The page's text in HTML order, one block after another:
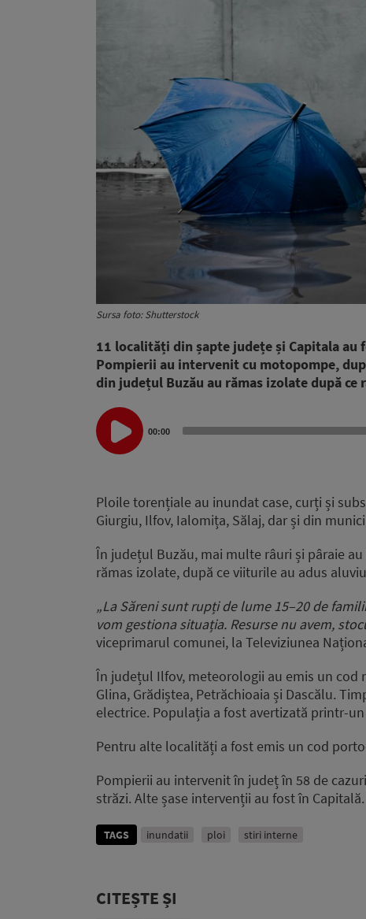
Sursa foto: Shutterstock
11 localități din șapte județe și Capitala
Pompierii au intervenit cu motopompe,
din județul Buzău au rămas izolate după
Audio
Player
00:00
Ploile torențiale au inundat case, curți și
Giurgiu, Ilfov, Ialomița, Sălaj, dar și din
În județul Buzău, mai multe râuri și pâraie
rămas izolate, după ce viiturile au adus
„La Săreni sunt rupți de lume 15–20 de
vom gestiona situația. Resurse nu avem,
viceprimarul comunei, la Televiziunea
În județul Ilfov, meteorologii au emis un cod
Glina, Grădiștea, Petrăchioaia și Dascălu.
electrice. Populația a fost avertizată printr-un
Pentru alte localități a fost emis un cod
Pompierii au intervenit în județ în 58 de
străzi. Alte șase intervenții au fost în Capitală.
TAGS inundatii ploi stiri interne
CITEȘTE ȘI